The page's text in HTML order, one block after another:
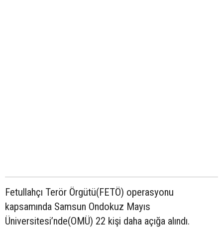
Fetullahçı Terör Örgütü(FETÖ) operasyonu
kapsamında Samsun Ondokuz Mayıs
Üniversitesi’nde(OMÜ) 22 kişi daha açığa alındı.